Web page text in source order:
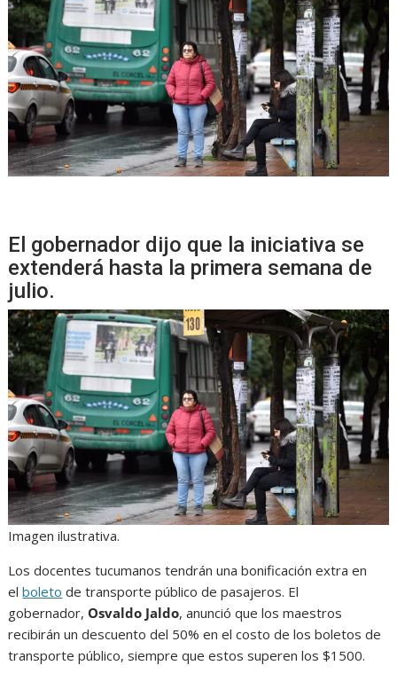
El gobernador dijo que la iniciativa se
extenderá hasta la primera semana de
julio.
Imagen ilustrativa.
Los docentes tucumanos tendrán una bonificación extra en
elboleto de transporte público de pasajeros. El
gobernador, Osvaldo Jaldo, anunció que los maestros
recibirán un descuento del 50% en el costo de los boletos de
transporte público, siempre que estos superen los $1500.